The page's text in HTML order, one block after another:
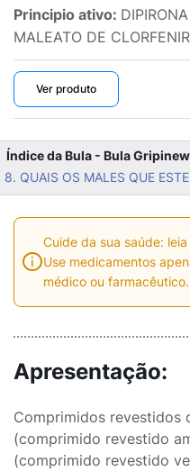
Principio ativo:
MALEATO DE
Ver produto
Índice da Bula - Bula
8. QUAIS OS MALES QUE
Cuide da sua saúde:
Use medicamentos
médico ou farmacêutico.
Apresentação:
Comprimidos revestidos
(comprimido revestido
(comprimido revestido